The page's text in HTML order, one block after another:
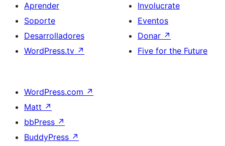
Aprender
Soporte
Desarrolladores
WordPress.tv ↗
Involucrate
Eventos
Donar ↗
Five for the Future
WordPress.com ↗
Matt ↗
bbPress ↗
BuddyPress ↗